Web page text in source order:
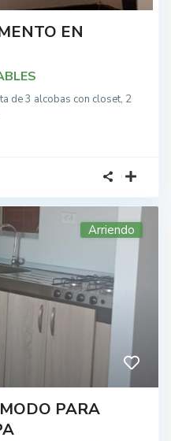
EN
de 3 alcobas con closet, 2
Arriendo
PARA